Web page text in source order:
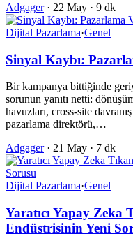
Adgager · 22 May · 9 dk
Dijital Pazarlama·Genel
Sinyal Kaybı:
Bir kampanya bittiğinde
sorunun yanıtı netti:
havuzları, cross-site
pazarlama direktörü,…
Adgager · 21 May · 7 dk
Dijital Pazarlama·Genel
Yaratıcı Yapay Zeka
Endüstrisinin Yeni